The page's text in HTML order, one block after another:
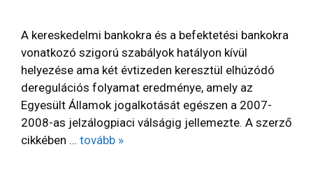
A kereskedelmi bankokra és a befektetési bankokra
vonatkozó szigorú szabályok hatályon kívül
helyezése ama két évtizeden keresztül elhúzódó
deregulációs folyamat eredménye, amely az
Egyesült Államok jogalkotását egészen a 2007-
2008-as jelzálogpiaci válságig jellemezte. A szerző
cikkében … tovább »